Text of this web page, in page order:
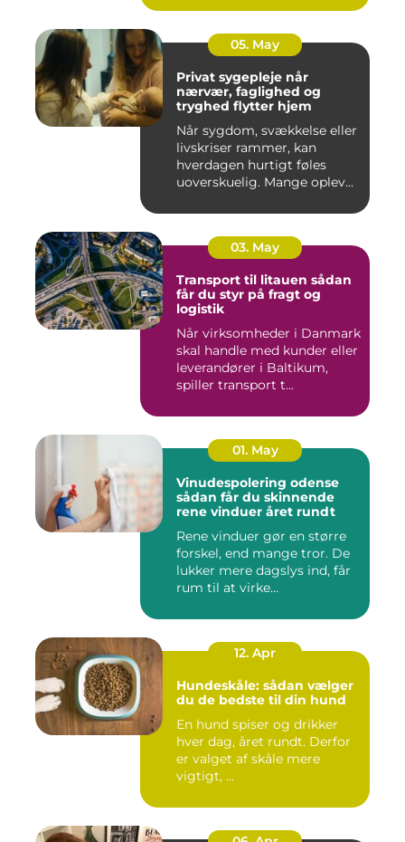
05. May
Privat sygepleje når
nærvær, faglighed og
tryghed flytter hjem
Når sygdom, svækkelse eller
livskriser rammer, kan
hverdagen hurtigt føles
uoverskuelig. Mange oplev...
03. May
Transport til litauen sådan
får du styr på fragt og
logistik
Når virksomheder i Danmark
skal handle med kunder eller
leverandører i Baltikum,
spiller transport t...
01. May
Vinudespolering odense
sådan får du skinnende
rene vinduer året rundt
Rene vinduer gør en større
forskel, end mange tror. De
lukker mere dagslys ind, får
rum til at virke...
12. Apr
Hundeskåle: sådan vælger
du de bedste til din hund
En hund spiser og drikker
hver dag, året rundt. Derfor
er valget af skåle mere
vigtigt, ...